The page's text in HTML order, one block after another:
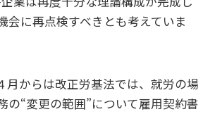
会に再点検すべきとも考えていま
月からは改正労基法では、就労の場
の“変更の範囲”について雇用契約書